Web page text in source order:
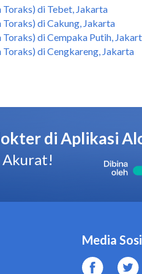
Toraks) di Tebet, Jakarta
di Cakung, Jakarta
Toraks) di Cempaka Putih,
Toraks) di Cengkareng, Jakarta